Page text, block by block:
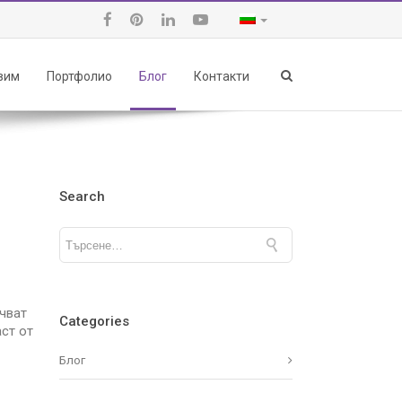
Портфолио Блог Контакти
от
Search
Categories
Блог